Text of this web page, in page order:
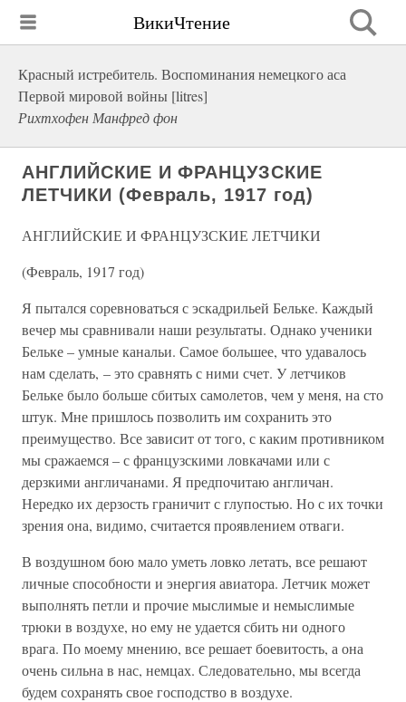
ВикиЧтение
Красный истребитель. Воспоминания немецкого аса
Первой мировой войны [litres]
Рихтхофен Манфред фон
АНГЛИЙСКИЕ И ФРАНЦУЗСКИЕ
ЛЕТЧИКИ (Февраль, 1917 год)
АНГЛИЙСКИЕ И ФРАНЦУЗСКИЕ ЛЕТЧИКИ
(Февраль, 1917 год)
Я пытался соревноваться с эскадрильей Бельке. Каждый
вечер мы сравнивали наши результаты. Однако ученики
Бельке – умные канальи. Самое большее, что удавалось
нам сделать, – это сравнять с ними счет. У летчиков
Бельке было больше сбитых самолетов, чем у меня, на сто
штук. Мне пришлось позволить им сохранить это
преимущество. Все зависит от того, с каким противником
мы сражаемся – с французскими ловкачами или с
дерзкими англичанами. Я предпочитаю англичан.
Нередко их дерзость граничит с глупостью. Но с их точки
зрения она, видимо, считается проявлением отваги.
В воздушном бою мало уметь ловко летать, все решают
личные способности и энергия авиатора. Летчик может
выполнять петли и прочие мыслимые и немыслимые
трюки в воздухе, но ему не удается сбить ни одного
врага. По моему мнению, все решает боевитость, а она
очень сильна в нас, немцах. Следовательно, мы всегда
будем сохранять свое господство в воздухе.